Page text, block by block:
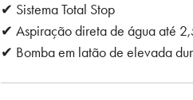
✔ Sistema Total Stop
✔ Aspiração direta de água até
✔ Bomba em latão de elevada